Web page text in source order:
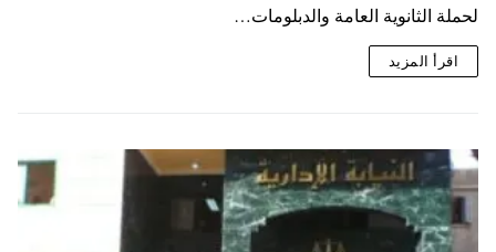
لحملة الثانوية العامة والدبلومات…
اقرأ المزيد